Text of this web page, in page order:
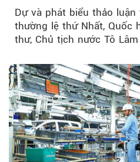
Dự và phát biểu thảo
thường lệ thứ Nhất, Quốc
thư, Chủ tịch nước Tô